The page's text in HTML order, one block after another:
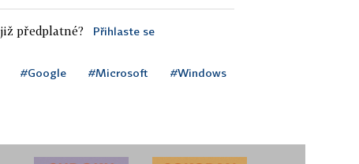
předplatné? Přihlaste se
#Google #Microsoft #Windows